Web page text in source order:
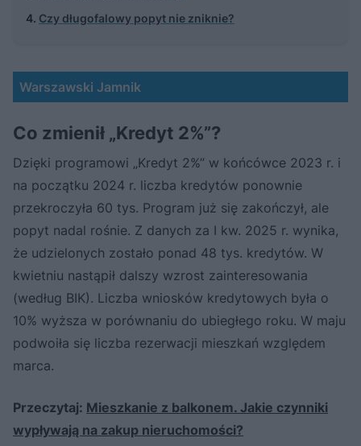
Czy długofalowy popyt nie zniknie?
Warszawski Jamnik
Co zmienił „Kredyt 2%”?
Dzięki programowi „Kredyt 2%” w końcówce 2023 r. i
na początku 2024 r. liczba kredytów ponownie
przekroczyła 60 tys. Program już się zakończył, ale
popyt nadal rośnie. Z danych za I kw. 2025 r. wynika,
że udzielonych zostało ponad 48 tys. kredytów. W
kwietniu nastąpił dalszy wzrost zainteresowania
(według BIK). Liczba wniosków kredytowych była o
10% wyższa w porównaniu do ubiegłego roku. W maju
podwoiła się liczba rezerwacji mieszkań względem
marca.
Przeczytaj: Mieszkanie z balkonem. Jakie czynniki
wypływają na zakup nieruchomości?